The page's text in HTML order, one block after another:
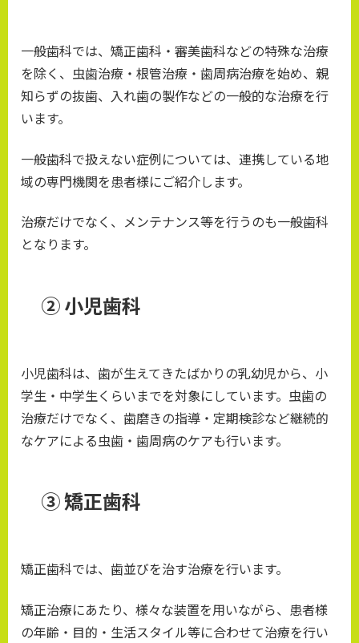
一般歯科では、矯正歯科・審美歯科などの特殊な治療
を除く、虫歯治療・根管治療・歯周病治療を始め、親
知らずの抜歯、入れ歯の製作などの一般的な治療を行
います。
一般歯科で扱えない症例については、連携している地
域の専門機関を患者様にご紹介します。
治療だけでなく、メンテナンス等を行うのも一般歯科
となります。
② 小児歯科
小児歯科は、歯が生えてきたばかりの乳幼児から、小
学生・中学生くらいまでを対象にしています。虫歯の
治療だけでなく、歯磨きの指導・定期検診など継続的
なケアによる虫歯・歯周病のケアも行います。
③ 矯正歯科
矯正歯科では、歯並びを治す治療を行います。
矯正治療にあたり、様々な装置を用いながら、患者様
の年齢・目的・生活スタイル等に合わせて治療を行い